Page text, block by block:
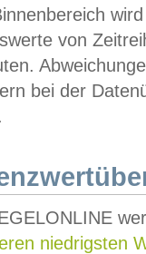
von
bei der
niedrigsten